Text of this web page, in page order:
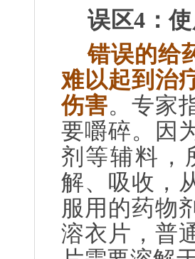
误区4 ：
错误的给
难以起到治
伤害。专家
要嚼碎。因
剂等辅料，
解、吸收，
服用的药物
溶衣片，普